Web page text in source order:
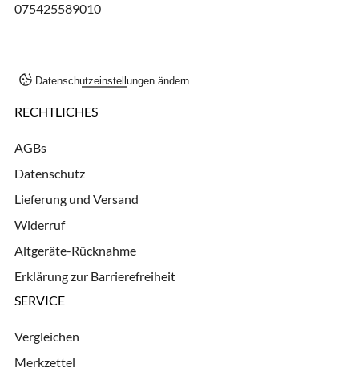
075425589010
Datenschutzeinstellungen ändern
RECHTLICHES
AGBs
Datenschutz
Lieferung und Versand
Widerruf
Altgeräte-Rücknahme
Erklärung zur Barrierefreiheit
SERVICE
Vergleichen
Merkzettel